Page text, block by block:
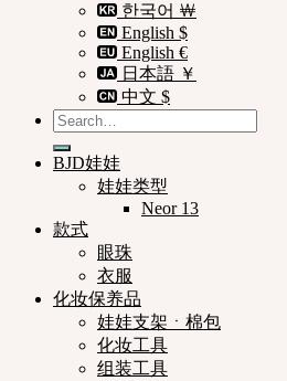
한국어 ￦
English $
English €
日本語 ￥
中文 $
Search
for:
BJD娃娃
娃娃类型
Neor 13
款式
眼珠
衣服
化妆保养品
娃娃支架ㆍ棉包
化妆工具
组装工具